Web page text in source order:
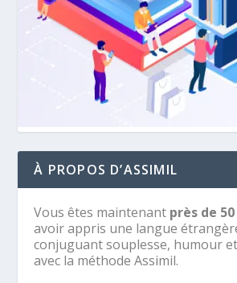
À PROPOS D’ASSIMIL
Vous êtes maintenant près de
avoir appris une langue
conjuguant souplesse, humour
avec la méthode Assimil.